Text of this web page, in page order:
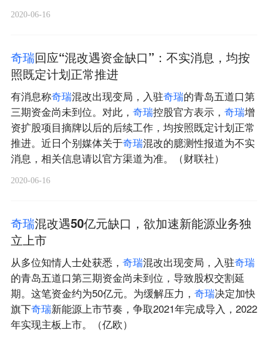
2020-06-16
奇瑞回应“混改遇资金缺口”：不实消息，均按
照既定计划正常推进
有消息称奇瑞混改出现变局，入驻奇瑞的青岛五道口第
三期资金尚未到位。对此， 奇瑞控股官方表示， 奇瑞增
资扩股项目摘牌以后的后续工作，均按照既定计划正常
推进。近日个别媒体关于奇瑞混改的臆测性报道为不实
消息，相关信息请以官方渠道为准。（财联社）
2020-06-16
奇瑞混改遇50亿元缺口，欲加速新能源业务独
立上市
从多位知情人士处获悉， 奇瑞混改出现变局，入驻奇瑞
的青岛五道口第三期资金尚未到位，导致股权交割延
期。这笔资金约为50亿元。为缓解压力， 奇瑞决定加快
旗下奇瑞新能源上市节奏，争取2021年完成导入，2022
年实现主板上市。（亿欧）